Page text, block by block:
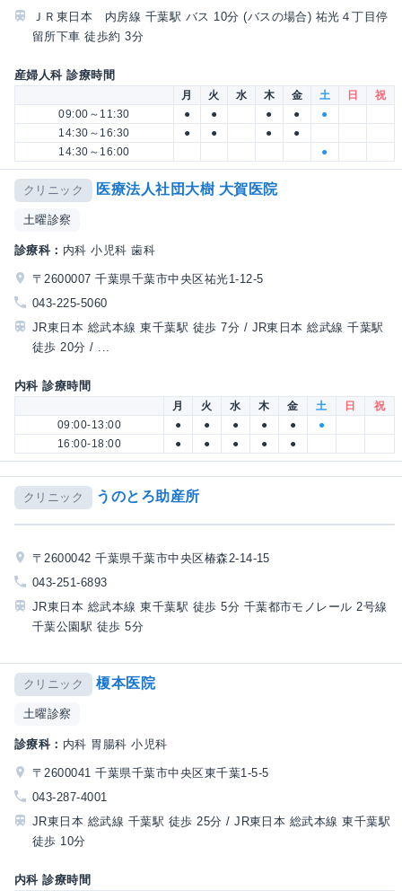
ＪＲ東日本 内房線 千葉駅 バス 10分 (バスの場合) 祐光４丁目停
留所下車 徒歩約 3分
産婦人科 診療時間
月 火 水 木 金 土 日
祝
09:00～11:30
● ● ● ●
●
14:30～16:30
● ● ●
●
14:30～16:00
●
クリニック 医療法人社団大樹 大賀医院
土曜診察
診療科： 内科 小児科 歯科
〒2600007 千葉県千葉市中央区祐光1-12-5
043-225-5060
JR東日本 総武本線 東千葉駅 徒歩 7分 / JR東日本 総武線 千葉駅
徒歩 20分 / ...
内科 診療時間
月 火 水 木 金 土 日
祝
09:00-13:00
● ● ● ● ●
●
16:00-18:00
● ● ● ● ●
クリニック うのとろ助産所
〒2600042 千葉県千葉市中央区椿森2-14-15
043-251-6893
JR東日本 総武本線 東千葉駅 徒歩 5分 千葉都市モノレール 2号線
千葉公園駅 徒歩 5分
クリニック 榎本医院
土曜診察
診療科： 内科 胃腸科 小児科
〒2600041 千葉県千葉市中央区東千葉1-5-5
043-287-4001
JR東日本 総武線 千葉駅 徒歩 25分 / JR東日本 総武本線 東千葉駅
徒歩 10分
内科 診療時間